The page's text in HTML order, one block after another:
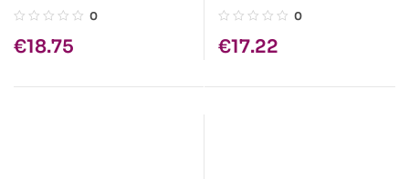
576XL Compatível Cor
0
€18.75
575XL Compatível
0
€17.22